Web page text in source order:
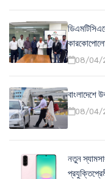
08/04/
বাংলাদেশে
08/04/
নতুন